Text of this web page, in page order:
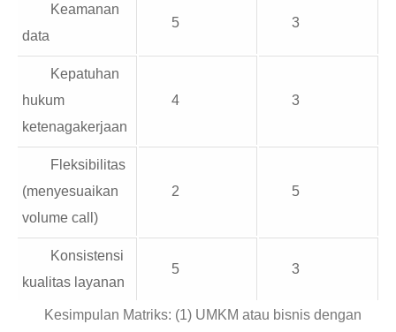
Keamanan
data
5 3
Kepatuhan
hukum
ketenagakerjaan
4 3
Fleksibilitas
(menyesuaikan
volume call)
2 5
Konsistensi
kualitas layanan
5 3
Kesimpulan Matriks: (1) UMKM atau bisnis dengan